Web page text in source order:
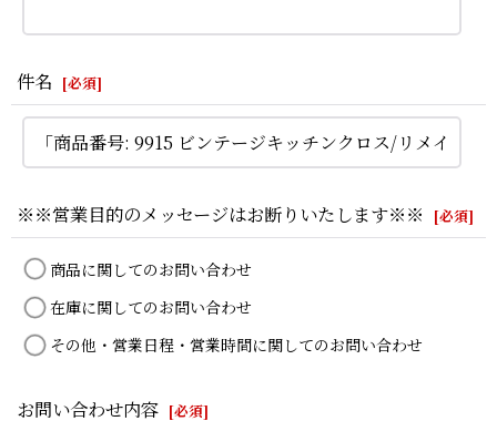
件名 [必須]
※※営業目的のメッセージはお断りいたします※※ [必須]
商品に関してのお問い合わせ
在庫に関してのお問い合わせ
その他・営業日程・営業時間に関してのお問い合わせ
お問い合わせ内容 [必須]